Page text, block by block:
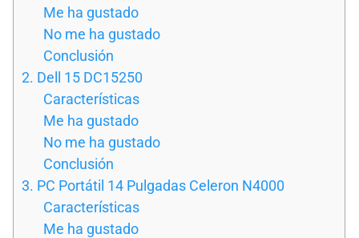
Me ha gustado
No me ha gustado
Conclusión
2. Dell 15 DC15250
Características
Me ha gustado
No me ha gustado
Conclusión
3. PC Portátil 14 Pulgadas Celeron N4000
Características
Me ha gustado